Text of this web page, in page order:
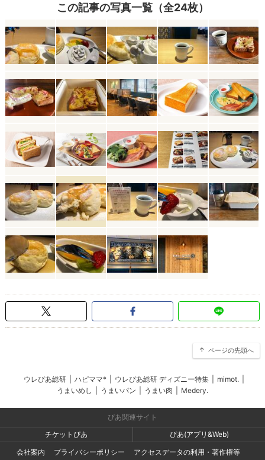
この記事の写真一覧（全24枚）
ページの先頭へ
ウレぴあ総研 ハピママ* ウレぴあ総研 ディズニー特集 mimot.
うまいめし
うまいパン うまい肉 Medery.
ぴあ関連サイト
チケットぴあ
ぴあ(アプリ&Web)
会社案内
プライバシーポリシー アクセスデータの利用・著作権等